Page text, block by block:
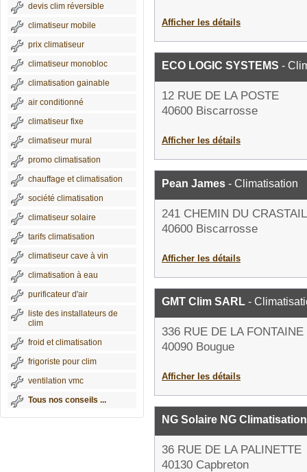
devis clim réversible
climatiseur mobile
prix climatiseur
climatiseur monobloc
climatisation gainable
air conditionné
climatiseur fixe
climatiseur mural
promo climatisation
chauffage et climatisation
société climatisation
climatiseur solaire
tarifs climatisation
climatiseur cave à vin
climatisation à eau
purificateur d'air
liste des installateurs de
clim
froid et climatisation
frigoriste pour clim
ventilation vmc
Tous nos conseils ...
Afficher les détails
ECO LOGIC SYSTEMS -
12 RUE DE LA POSTE
40600 Biscarrosse
Afficher les détails
Pean James - Climatisation
241 CHEMIN DU CRASTAIL
40600 Biscarrosse
Afficher les détails
GMT Clim SARL -
336 RUE DE LA FONTAINE
40090 Bougue
Afficher les détails
NG Solaire NG Climatisation
36 RUE DE LA PALINETTE
40130 Capbreton